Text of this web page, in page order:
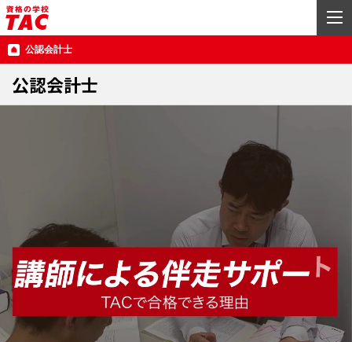
公認会計士
公認会計士